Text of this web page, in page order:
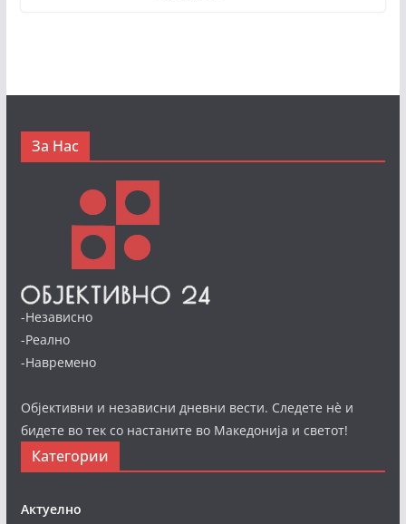
За Нас
-Независно
-Реално
-Навремено
Објективни и независни дневни вести. Следете нè и
бидете во тек со настаните во Македонија и светот!
Категории
Актуелно